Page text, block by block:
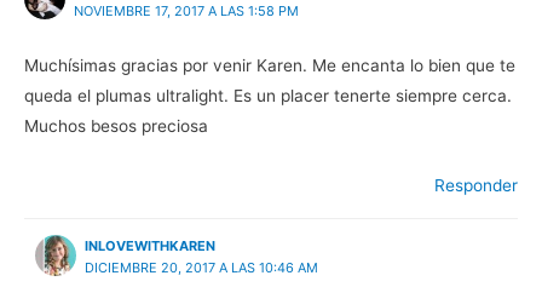
NOVIEMBRE 17, 2017 A LAS 1:58 PM
Muchísimas gracias por venir Karen. Me encanta lo bien que te
queda el plumas ultralight. Es un placer tenerte siempre cerca.
Muchos besos preciosa
Responder
INLOVEWITHKAREN
DICIEMBRE 20, 2017 A LAS 10:46 AM